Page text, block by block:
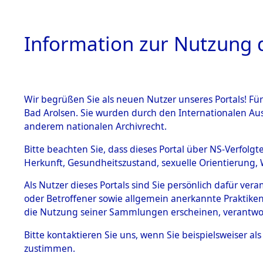
HOME
BESTÄNDE
Inhaftierungsdoku
mente
1.2.9 Beim ITS
verwahrte
1.2.9.1
Effekten aus
4Akten
DOBIJA,
geb. 12. August 1904
Weitere Angaben
Information zur Nutzung
Wir begrüßen Sie als neuen Nutzer unseres Portals!
Bad Arolsen. Sie wurden durch den Internationalen
anderem nationalen Archivrecht.
Bitte beachten Sie, dass dieses Portal über NS-
Herkunft, Gesundheitszustand, sexuelle
Als Nutzer dieses Portals sind Sie persönlich dafür
oder Betroffener sowie allgemein anerkannte
die Nutzung seiner Sammlungen erscheinen,
Bitte kontaktieren Sie uns, wenn Sie beispielsweiser
zustimmen.